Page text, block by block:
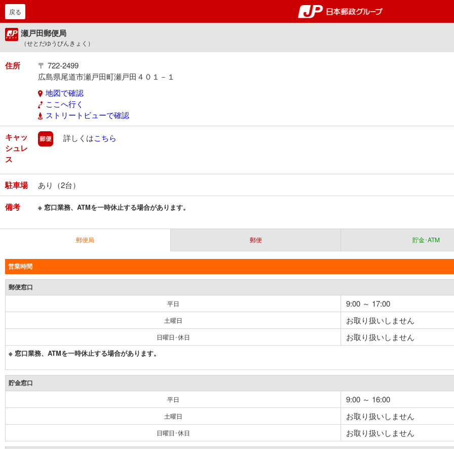
郵便局・日本郵政グルー
戻る
瀬戸田郵便局
（せとだゆうびんきょく）
住所
〒 722-2499
広島県尾道市瀬戸田町瀬戸田４０１－１
地図で確認
ここへ行く
ストリートビューで確認
キャッ
シュレ
ス
郵便
詳しくはこちら
駐車場 あり（2台）
備考 ※ 窓口業務、ATMを一時休止する場合があります。
郵便局 郵便 貯金･ATM
営業時間
郵便窓口
平日 9:00 ～ 17:00
土曜日 お取り扱いしません
日曜日･休日 お取り扱いしません
※ 窓口業務、ATMを一時休止する場合があります。
貯金窓口
平日 9:00 ～ 16:00
土曜日 お取り扱いしません
日曜日･休日 お取り扱いしません